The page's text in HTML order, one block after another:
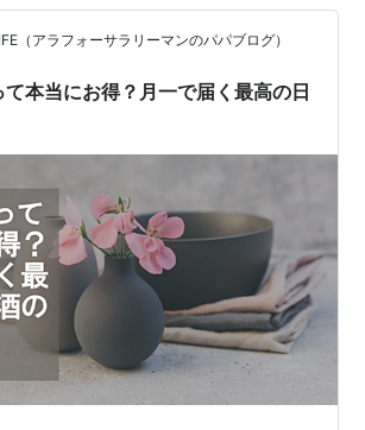
なお通…
（アラフォーサラリーマンのパパブログ）
本当にお得？月一で届く最高の日